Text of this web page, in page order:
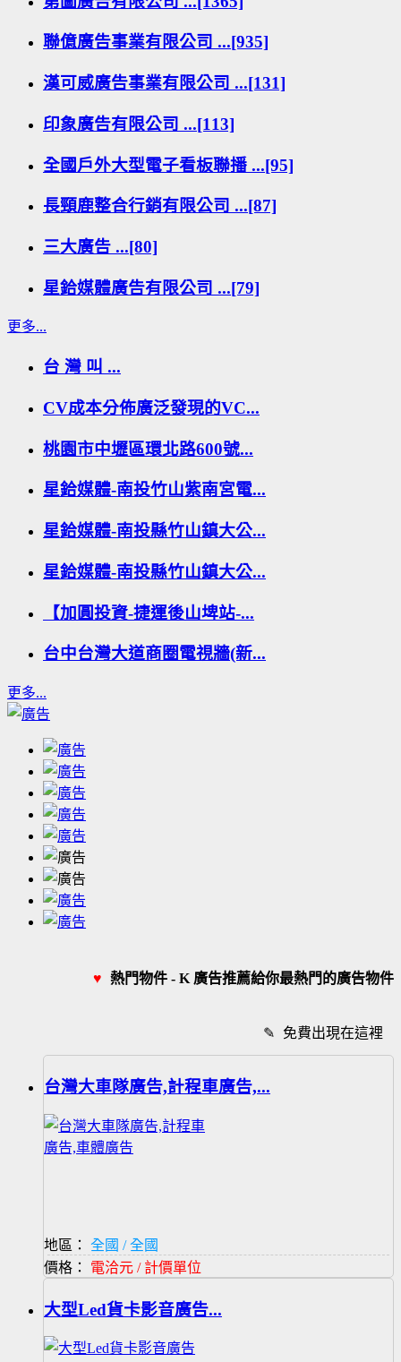
聯億廣告事業有限公司 ...[935]
漢可威廣告事業有限公司 ...[131]
印象廣告有限公司 ...[113]
全國戶外大型電子看板聯播 ...[95]
長頸鹿整合行銷有限公司 ...[87]
三大廣告 ...[80]
星鉿媒體廣告有限公司 ...[79]
更多...
台 灣 叫 ...
CV成本分佈廣泛發現的VC...
桃園市中壢區環北路600號...
星鉿媒體-南投竹山紫南宮電...
星鉿媒體-南投縣竹山鎮大公...
星鉿媒體-南投縣竹山鎮大公...
【加圓投資-捷運後山埤站-...
台中台灣大道商圈電視牆(新...
更多...
♥ 熱門物件 - K 廣告推薦給你最熱門的廣告物件
✎ 免費出現在這裡
台灣大車隊廣告,計程車廣告,...
地區：
全國 / 全國
價格： 電洽元 / 計價單位
大型Led貨卡影音廣告...